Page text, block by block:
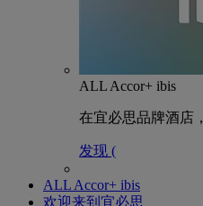
ALL Accor+ ibis
在宜必思品牌酒店，
发现 (
ALL Accor+ ibis
欢迎来到宜必思